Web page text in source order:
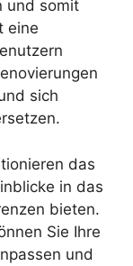
und somit
eine
sich
das
in das
bieten.
Sie Ihre
und